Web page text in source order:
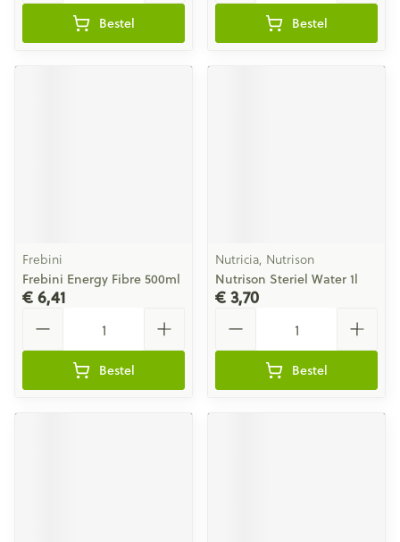
Bestel Bestel
Frebini
Frebini Energy Fibre 500ml
€ 6,41
Bestel
Nutricia, Nutrison
Nutrison Steriel Water 1l
€ 3,70
Bestel